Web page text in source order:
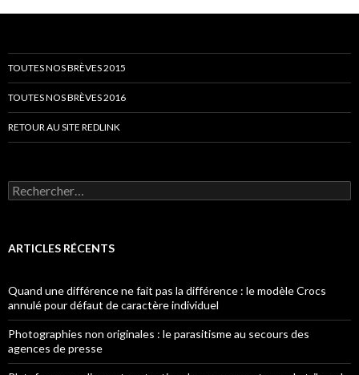
articles
TOUTES NOS BRÈVES 2015
TOUTES NOS BRÈVES 2016
RETOUR AU SITE REDLINK
Rechercher :
ARTICLES RÉCENTS
Quand une différence ne fait pas la différence : le modèle Crocs
annulé pour défaut de caractère individuel
Photographies non originales : le parasitisme au secours des
agences de presse